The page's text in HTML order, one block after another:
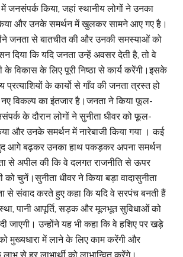
में जनसंपर्क किया, जहां स्थानीय लोगों ने उनका
और उनके समर्थन में खुलकर सामने आए गए है।
जनता से बातचीत की और उनकी समस्याओं को
दिया कि यदि जनता उन्हें अवसर देती है, तो वे
के विकास के लिए पूरी निष्ठा से कार्य करेंगी।इसके
प्रत्याशियों के कार्यो से गाँव की जनता त्रस्त हो
विकल्प का इंतजार है।जनता ने किया फूल-
के दौरान लोगों ने सुनीता धीवर को फूल-
और उनके समर्थन में नारेबाजी किया गया । कई
आगे बढ़कर उनका हाथ पकड़कर अपना समर्थन
से अपील की कि वे दलगत राजनीति से ऊपर
को चुनें।सुनीता धीवर ने किया बड़ा वादासुनीता
से संवाद करते हुए कहा कि यदि वे सरपंच बनती हैं
पानी आपूर्ति, सड़क और मूलभूत सुविधाओं को
दी जाएगी। उन्होंने यह भी कहा कि वे हशिए पर खड़े
मुख्यधारा में लाने के लिए काम करेंगी और